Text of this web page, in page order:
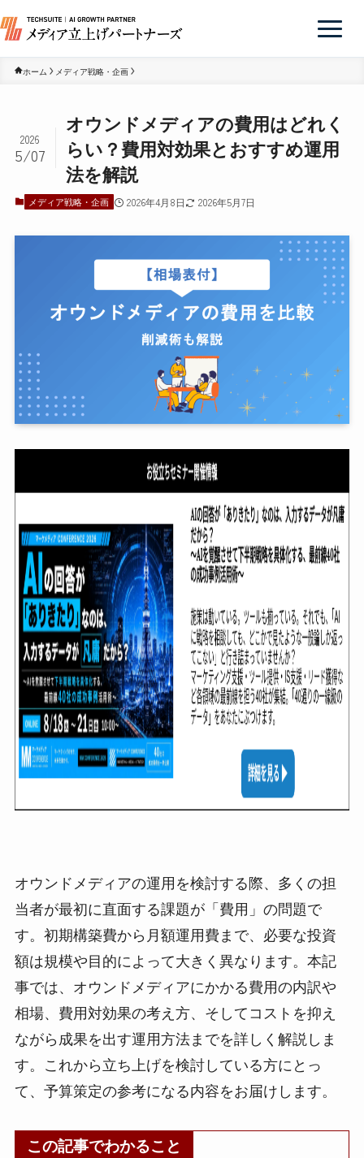
ホーム メディア戦略・企画
オウンドメディアの費用はどれく
らい？費用対効果とおすすめ運用
法を解説
2026
5/07
メディア戦略・企画 2026年4月8日 2026年5月7日
オウンドメディアの運用を検討する際、多くの担
当者が最初に直面する課題が「費用」の問題で
す。初期構築費から月額運用費まで、必要な投資
額は規模や目的によって大きく異なります。本記
事では、オウンドメディアにかかる費用の内訳や
相場、費用対効果の考え方、そしてコストを抑え
ながら成果を出す運用方法までを詳しく解説しま
す。これから立ち上げを検討している方にとっ
て、予算策定の参考になる内容をお届けします。
この記事でわかること